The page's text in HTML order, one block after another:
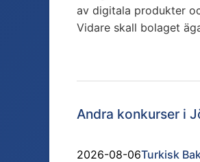
av digitala produkter
Vidare skall bolaget
Andra konkurser i
2026-08-06Turkisk